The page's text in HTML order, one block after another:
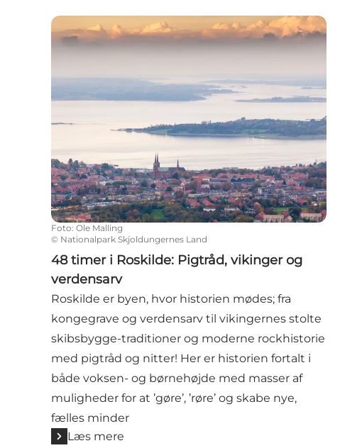
48 timer i Roskilde: Pigtråd, vikinger og verdensarv
Foto: Ole Malling
© Nationalpark Skjoldungernes Land
48 timer i Roskilde: Pigtråd, vikinger og
verdensarv
Roskilde er byen, hvor historien mødes; fra
kongegrave og verdensarv til vikingernes stolte
skibsbygge-traditioner og moderne rockhistorie
med pigtråd og nitter! Her er historien fortalt i
både voksen- og børnehøjde med masser af
muligheder for at ’gøre’, ’røre’ og skabe nye,
fælles minder
Læs mere